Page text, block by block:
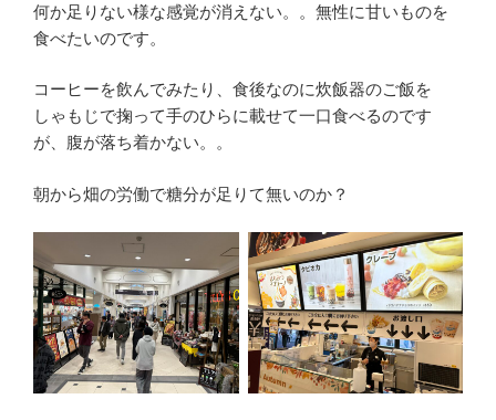
何か足りない様な感覚が消えない。。無性に甘いものを
食べたいのです。
コーヒーを飲んでみたり、食後なのに炊飯器のご飯を
しゃもじで掬って手のひらに載せて一口食べるのです
が、腹が落ち着かない。。
朝から畑の労働で糖分が足りて無いのか？